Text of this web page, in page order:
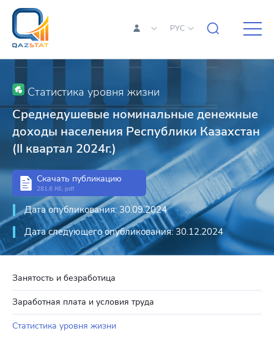
РУС
Занятость и безработица
Заработная плата и условия труда
Статистика уровня жизни
Статистика уровня жизни
Среднедушевые номинальные денежные
доходы населения Республики Казахстан
(II квартал 2024г.)
Скачать публикацию
281.6 Кб, pdf
Дата опубликования: 30.09.2024
Дата следующего опубликования: 30.12.2024